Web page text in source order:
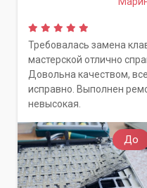
До
Требовалась замена
мастерской отлично
Довольна качеством,
исправно. Выполнен
невысокая.